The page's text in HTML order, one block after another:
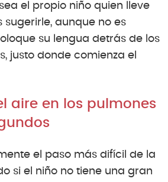
el propio niño quien lleve
sugerirle, aunque no es
su lengua detrás de los
justo donde comienza el
aire en los pulmones
el paso más difícil de la
si el niño no tiene una gran